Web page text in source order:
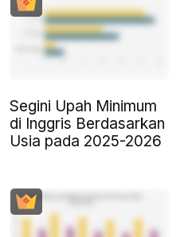
Segini Upah Minimum
di Inggris Berdasarkan
Usia pada 2025-2026